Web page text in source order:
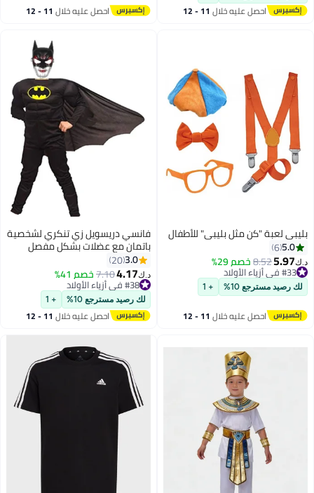
احصل عليه خلال 11 - 12 احصل عليه خلال 11 - 12
بليبي لعبة "كن مثل بليبي" للأطفال
5.0
6
د.ك‏5.97
8.52خصم 29%
#33 في أزياء الأولاد
#33 في أزياء الأولاد
لك رصيد مسترجع 10%
احصل عليه خلال 11 - 12
فانسي دريسويل زي تنكري لشخصية
باتمان مع عضلات بشكل مفصل
للغاية وجيد التهوية مع قناع ورداء
للأطفال 3 - 4 Years
3.0
20
د.ك‏4.17
7.10خصم 41%
#38 في أزياء الأولاد
#38 في أزياء الأولاد
لك رصيد مسترجع 10%
احصل عليه خلال 11 - 12